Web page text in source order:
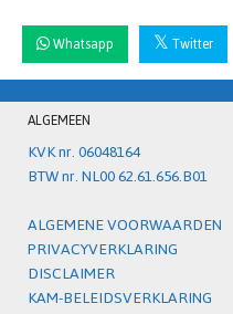
Whatsapp Twitter
ALGEMEEN
KVK nr. 06048164
BTW nr. NL00 62.61.656.B01
ALGEMENE VOORWAARDEN
PRIVACYVERKLARING
DISCLAIMER
KAM-BELEIDSVERKLARING